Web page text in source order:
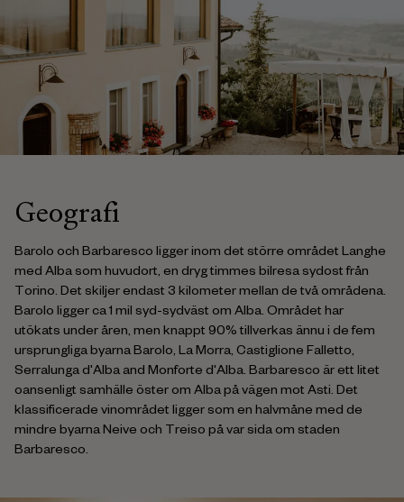
Geografi
Barolo och Barbaresco ligger inom det större området Langhe
med Alba som huvudort, en dryg timmes bilresa sydost från
Torino. Det skiljer endast 3 kilometer mellan de två områdena.
Barolo ligger ca 1 mil syd-sydväst om Alba. Området har
utökats under åren, men knappt 90% tillverkas ännu i de fem
ursprungliga byarna Barolo, La Morra, Castiglione Falletto,
Serralunga d'Alba and Monforte d'Alba. Barbaresco är ett litet
oansenligt samhälle öster om Alba på vägen mot Asti. Det
klassificerade vinområdet ligger som en halvmåne med de
mindre byarna Neive och Treiso på var sida om staden
Barbaresco.